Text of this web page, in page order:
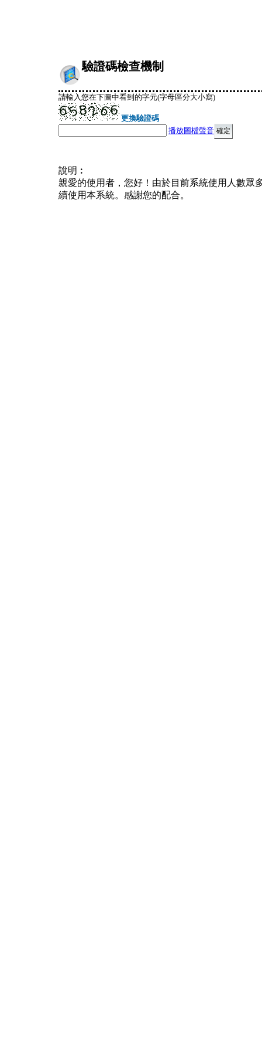
驗證碼檢查機制
請輸入您在下圖中看到的字元(字母區分大小寫)
更換驗證碼
播放圖檔聲音
說明︰
親愛的使用者，您好！由於目前系統使用人數眾
續使用本系統。感謝您的配合。